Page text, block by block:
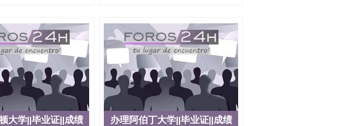
塞州立大学学历证书（San Jose State University）圣何
澳洲读书未毕业找人做文凭学位qq微信551190476澳洲
洲读本科硕士做文凭/购买澳洲大学毕业证成绩单假文凭
书未毕业找人做文凭学位qq微信551190476澳洲读CQU中
硕士做文凭/购买澳洲大学毕业证成绩单假文凭学历办
》办理【留信认证】咨询国外证书，国外学校代申请,
假毕业证，【学历认证】咨询，国外证件遗失补办，制
毕业证，办理各国各大学文凭(世界名校一对一专业服
大学||毕业证||成绩
办理阿伯丁大学||毕业证||成绩